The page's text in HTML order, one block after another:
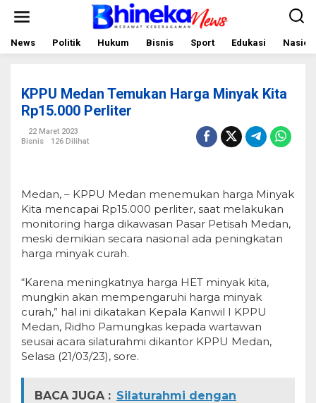
News Politik Hukum Bisnis Sport Edukasi
KPPU Medan Temukan Harga Minyak Kita
Rp15.000 Perliter
22 Maret 2023
Bisnis
126 Dilihat
Medan, – KPPU Medan menemukan harga Minyak
Kita mencapai Rp15.000 perliter, saat melakukan
monitoring harga dikawasan Pasar Petisah Medan,
meski demikian secara nasional ada peningkatan
harga minyak curah.
“Karena meningkatnya harga HET minyak kita,
mungkin akan mempengaruhi harga minyak
curah,” hal ini dikatakan Kepala Kanwil I KPPU
Medan, Ridho Pamungkas kepada wartawan
seusai acara silaturahmi dikantor KPPU Medan,
Selasa (21/03/23), sore.
BACA JUGA : Silaturahmi dengan